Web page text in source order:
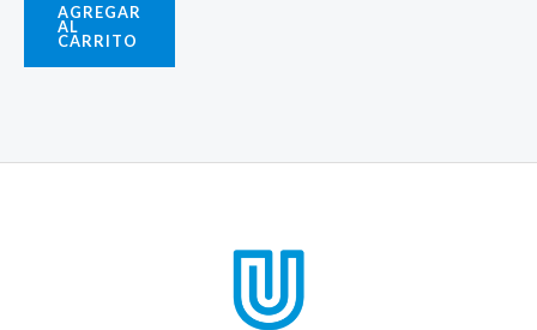
AGREGAR
AL
CARRITO